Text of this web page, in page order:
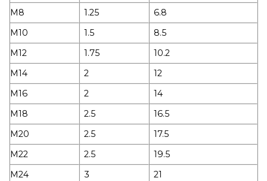
M8
1.25
6.8
M10
1.5
8.5
M12
1.75
10.2
M14
2
12
M16
2
14
M18
2.5
16.5
M20
2.5
17.5
M22
2.5
19.5
M24
3
21